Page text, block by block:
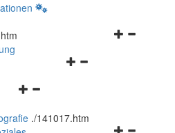
Navigationsmenü
Navigationsmenü
und
schließen
./141017.htm